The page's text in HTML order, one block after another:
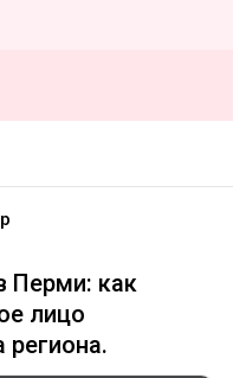
Перми: как
лицо
региона.